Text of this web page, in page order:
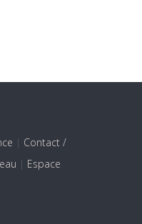
| Contact /
| Espace